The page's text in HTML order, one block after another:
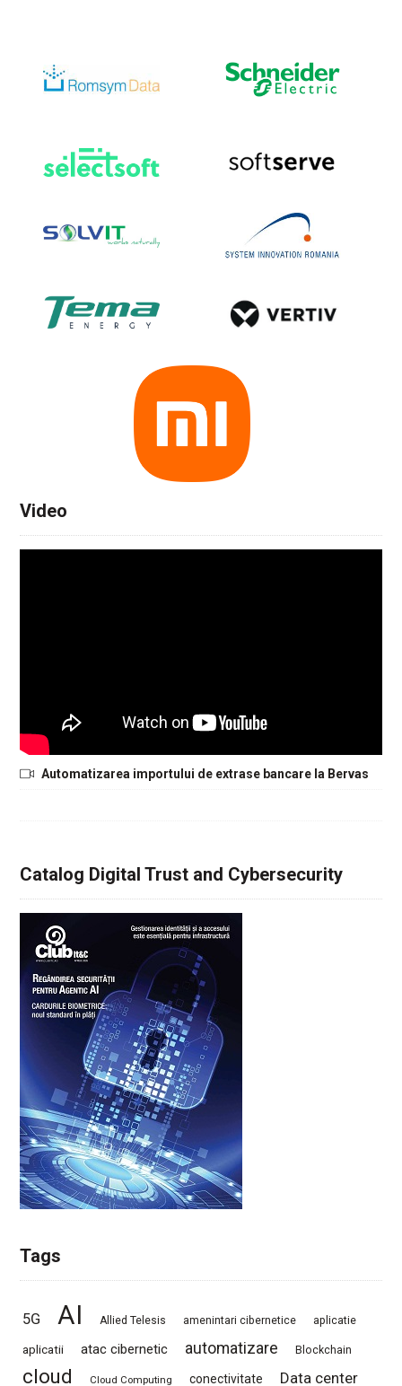
Video
Automatizarea importului de extrase bancare la Bervas
Catalog Digital Trust and Cybersecurity
Tags
5G AI Allied Telesis amenintari cibernetice aplicatie
aplicatii atac cibernetic automatizare Blockchain
cloud Cloud Computing conectivitate Data center